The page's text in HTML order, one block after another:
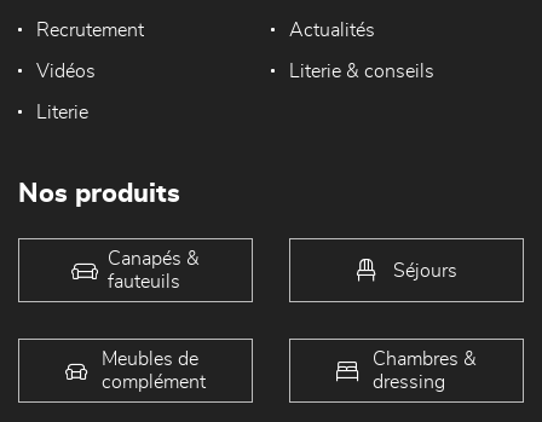
Recrutement Actualités
Vidéos Literie & conseils
Literie
Nos produits
Canapés &
fauteuils
Séjours
Meubles de
complément
Chambres &
dressing